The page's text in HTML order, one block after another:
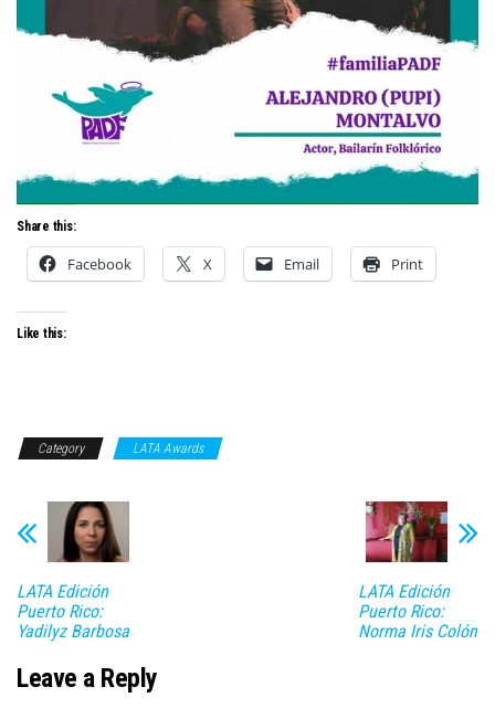
Share this:
Facebook X Email Print
Like this:
Category LATA Awards
LATA Edición
Puerto Rico:
Yadilyz Barbosa
LATA Edición
Puerto Rico:
Norma Iris Colón
Leave a Reply